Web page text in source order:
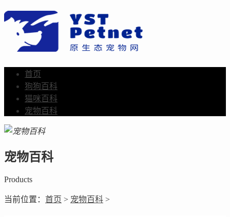
首页
狗狗百科
猫咪百科
宠物百科
宠物百科
Products
当前位置： 首页 > 宠物百科 >